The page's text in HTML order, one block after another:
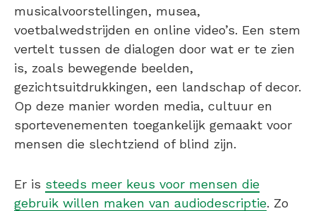
musicalvoorstellingen, musea,
voetbalwedstrijden en online video’s. Een stem
vertelt tussen de dialogen door wat er te zien
is, zoals bewegende beelden,
gezichtsuitdrukkingen, een landschap of decor.
Op deze manier worden media, cultuur en
sportevenementen toegankelijk gemaakt voor
mensen die slechtziend of blind zijn.
Er is steeds meer keus voor mensen die
gebruik willen maken van audiodescriptie. Zo